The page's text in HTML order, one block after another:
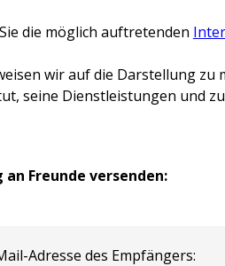
die möglich auftretenden
wir auf die Darstellung
seine Dienstleistungen und
an Freunde versenden:
Adresse des Empfängers: